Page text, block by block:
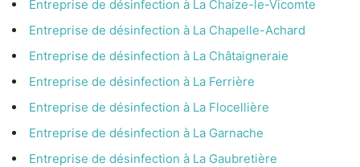
Entreprise de désinfection à La Chaize-le-Vicomte
Entreprise de désinfection à La Chapelle-Achard
Entreprise de désinfection à La Châtaigneraie
Entreprise de désinfection à La Ferrière
Entreprise de désinfection à La Flocellière
Entreprise de désinfection à La Garnache
Entreprise de désinfection à La Gaubretière